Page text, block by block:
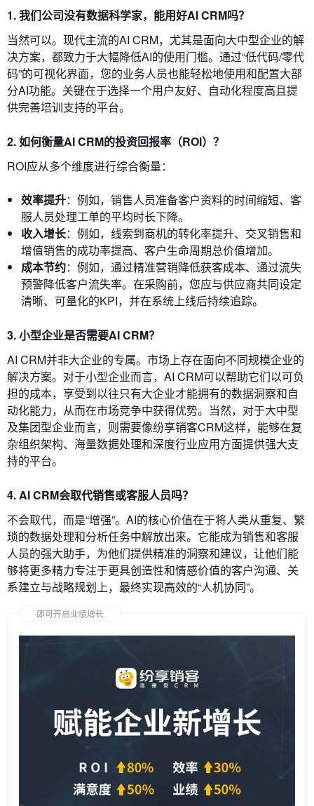
1. 我们公司没有数据科学家，能用好AI CRM吗？
当然可以。现代主流的AI CRM，尤其是面向大中型企业的解
决方案，都致力于大幅降低AI的使用门槛。通过“低代码/零代
码”的可视化界面，您的业务人员也能轻松地使用和配置大部
分AI功能。关键在于选择一个用户友好、自动化程度高且提
供完善培训支持的平台。
2. 如何衡量AI CRM的投资回报率（ROI）？
ROI应从多个维度进行综合衡量：
效率提升：例如，销售人员准备客户资料的时间缩短、客
服人员处理工单的平均时长下降。
收入增长：例如，线索到商机的转化率提升、交叉销售和
增值销售的成功率提高、客户生命周期总价值增加。
成本节约：例如，通过精准营销降低获客成本、通过流失
预警降低客户流失率。在采购前，您应与供应商共同设定
清晰、可量化的KPI，并在系统上线后持续追踪。
3. 小型企业是否需要AI CRM？
AI CRM并非大企业的专属。市场上存在面向不同规模企业的
解决方案。对于小型企业而言，AI CRM可以帮助它们以可负
担的成本，享受到以往只有大企业才能拥有的数据洞察和自
动化能力，从而在市场竞争中获得优势。当然，对于大中型
及集团型企业而言，则需要像纷享销客CRM这样，能够在复
杂组织架构、海量数据处理和深度行业应用方面提供强大支
持的平台。
4. AI CRM会取代销售或客服人员吗？
不会取代，而是“增强”。AI的核心价值在于将人类从重复、繁
琐的数据处理和分析任务中解放出来。它能成为销售和客服
人员的强大助手，为他们提供精准的洞察和建议，让他们能
够将更多精力专注于更具创造性和情感价值的客户沟通、关
系建立与战略规划上，最终实现高效的“人机协同”。
即可开启业绩增长